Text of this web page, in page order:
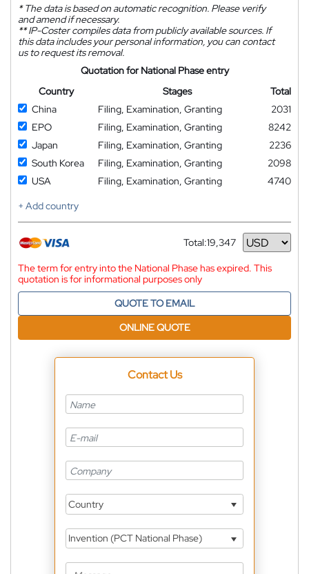
*The data is based on automatic recognition. Please verify
and amend if necessary.
**IP-Coster compiles data from publicly available sources. If
this data includes your personal information, you can contact
us to request its removal.
Quotation for National Phase entry
Country
Stages
Total
China
Filing, Examination, Granting
2031
EPO
Filing, Examination, Granting
8242
Japan
Filing, Examination, Granting
2236
South Korea
Filing, Examination, Granting
2098
USA
Filing, Examination, Granting
4740
+ Add country
Total:19,347
Currency
The term for entry into the National Phase has expired. This
quotation is for informational purposes only
QUOTE TO EMAIL
ONLINE QUOTE
Contact Us
Country
Invention (PCT National Phase)